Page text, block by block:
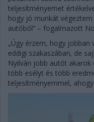
teljesítményemet
hogy jó munkát
autóból” – fogalmazott
„Úgy érzem, hogy
eddigi szakaszában, de
Nyilván jobb autót
több esélyt és több
teljesítményemmel,